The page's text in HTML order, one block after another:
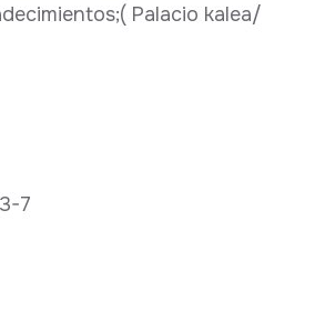
Palacio kalea/
7